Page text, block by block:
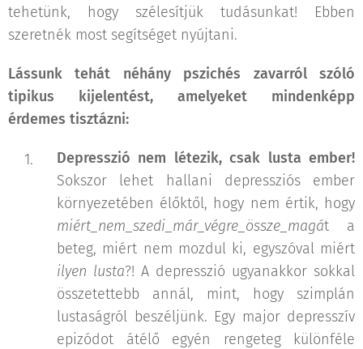
tehetünk, hogy szélesítjük tudásunkat! Ebben
szeretnék most segítséget nyújtani.
Lássunk tehát néhány pszichés zavarról szóló
tipikus kijelentést, amelyeket mindenképp
érdemes tisztázni:
Depresszió nem létezik, csak lusta ember!
Sokszor lehet hallani depressziós ember
környezetében élőktől, hogy nem értik, hogy
miért_nem_szedi_már_végre_össze_magát a
beteg, miért nem mozdul ki, egyszóval miért
ilyen lusta?! A depresszió ugyanakkor sokkal
összetettebb annál, mint, hogy szimplán
lustaságról beszéljünk. Egy major depresszív
epizódot átélő egyén rengeteg különféle